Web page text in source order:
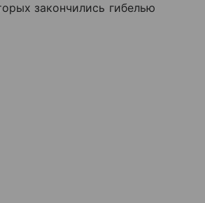
закончились гибелью